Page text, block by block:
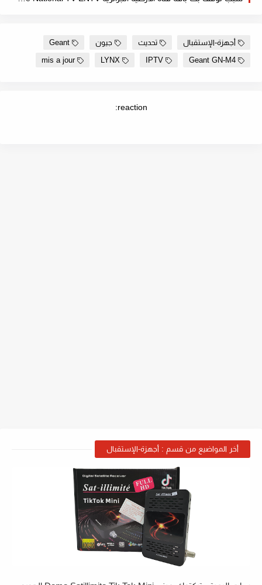
أجهزة-الإستقبال تحديث جيون
Geant
Geant GN-M4
IPTV
LYNX
mis a jour
reaction:
أخر المواضيع من قسم : أجهزة-الإستقبال